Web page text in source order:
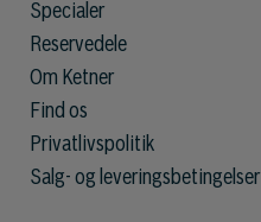
Specialer
Reservedele
Om Ketner
Find os
Privatlivspolitik
Salg- og leveringsbetingelser